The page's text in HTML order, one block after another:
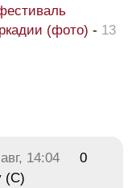
(фото) - 13
14:04
0
(С)